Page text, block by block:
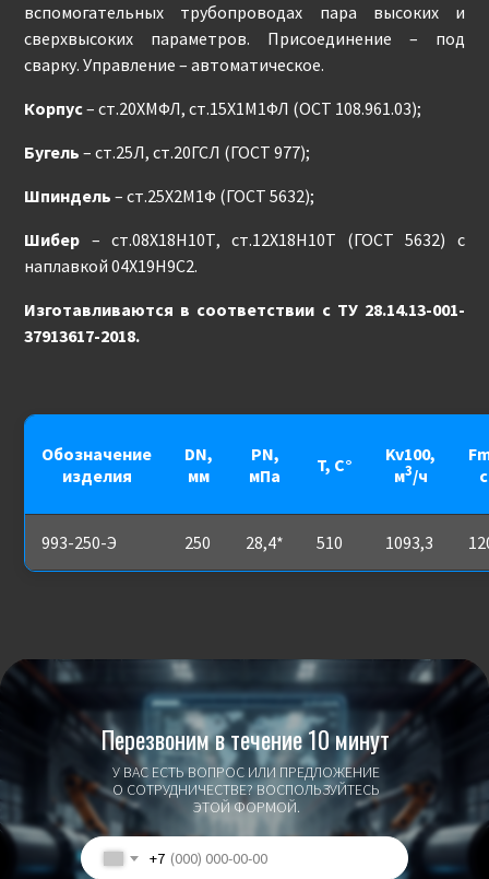
вспомогательных трубопроводах пара высоких и
сверхвысоких параметров. Присоединение – под
сварку. Управление – автоматическое.
Корпус– ст.20ХМФЛ, ст.15Х1М1ФЛ (ОСТ 108.961.03);
Бугель – ст.25Л, ст.20ГСЛ (ГОСТ 977);
Шпиндель – ст.25Х2М1Ф (ГОСТ 5632);
Шибер – ст.08Х18Н10Т, ст.12Х18Н10Т (ГОСТ 5632) с
наплавкой 04Х19Н9С2.
Изготавливаются в соответствии с ТУ 28.14.13-001-
37913617-2018.
Обозначение
изделия
DN,
мм
PN,
мПа
T, С°
Kv100,
м3/ч
993-250-Э 250 28,4* 510 1093,3
У ВАС ЕСТЬ ВОПРОС ИЛИ ПРЕДЛОЖЕНИЕ
О СОТРУДНИЧЕСТВЕ? ВОСПОЛЬЗУЙТЕСЬ
ЭТОЙ ФОРМОЙ.
Перезвоним в течение 10 минут
+7